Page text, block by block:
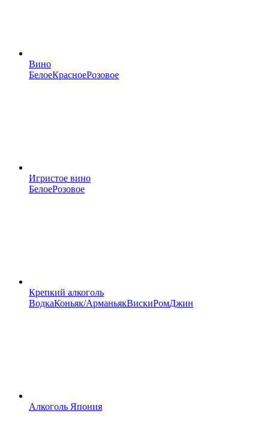
Вино
БелоеКрасноеРозовое
Игристое вино
БелоеРозовое
Крепкий алкоголь
ВодкаКоньяк/АрманьякВискиРомДжин
Алкоголь Япония